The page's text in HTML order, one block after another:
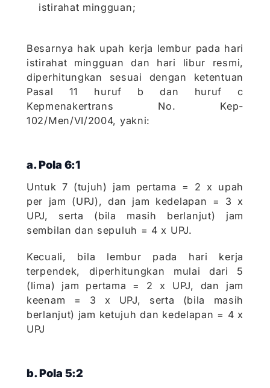
istirahat mingguan;
Besarnya hak upah kerja lembur pada hari
istirahat mingguan dan hari libur resmi,
diperhitungkan sesuai dengan ketentuan
Pasal 11 huruf b dan huruf c
Kepmenakertrans No. Kep-
102/Men/VI/2004, yakni:
a. Pola 6:1
Untuk 7 (tujuh) jam pertama = 2 x upah
per jam (UPJ), dan jam kedelapan = 3 x
UPJ, serta (bila masih berlanjut) jam
sembilan dan sepuluh = 4 x UPJ.
Kecuali, bila lembur pada hari kerja
terpendek, diperhitungkan mulai dari 5
(lima) jam pertama = 2 x UPJ, dan jam
keenam = 3 x UPJ, serta (bila masih
berlanjut) jam ketujuh dan kedelapan = 4 x
UPJ
b. Pola 5:2